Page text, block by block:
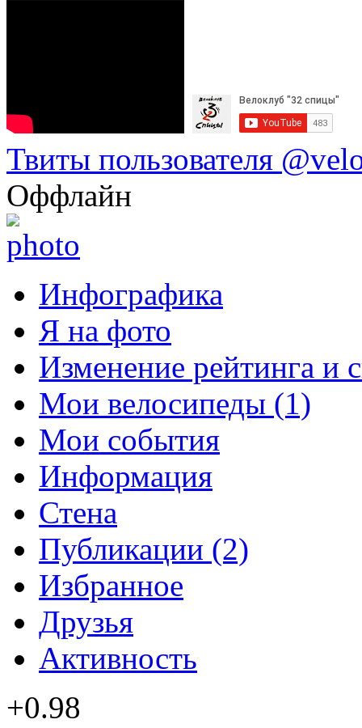
Твиты пользователя
Оффлайн
Инфографика
Я на фото
Изменение рейтинга и
Мои велосипеды (1)
Мои события
Информация
Стена
Публикации (2)
Избранное
Друзья
Активность
+0.98